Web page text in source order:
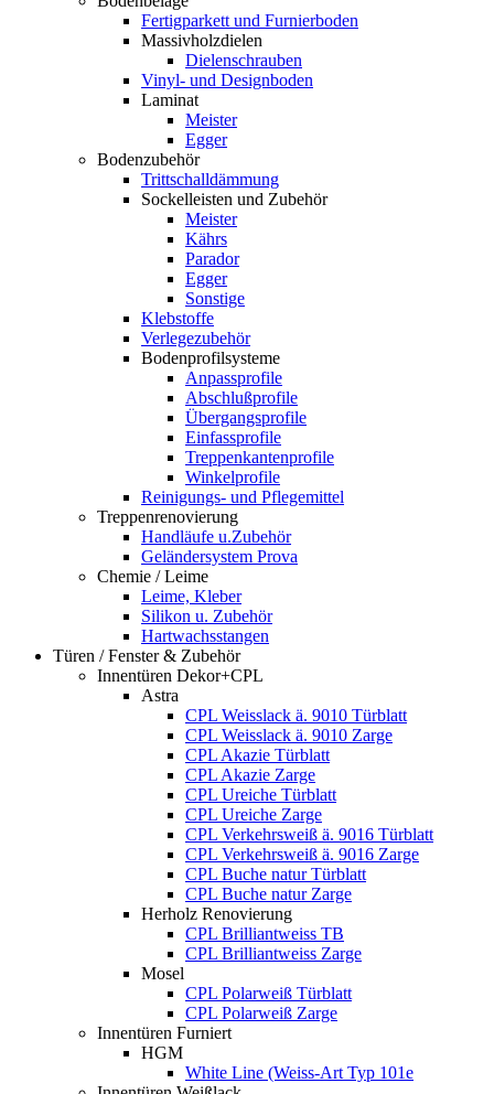
Fertigparkett und Furnierboden
Massivholzdielen
Dielenschrauben
Vinyl- und Designboden
Laminat
Meister
Egger
Bodenzubehör
Trittschalldämmung
Sockelleisten und Zubehör
Meister
Kährs
Parador
Egger
Sonstige
Klebstoffe
Verlegezubehör
Bodenprofilsysteme
Anpassprofile
Abschlußprofile
Übergangsprofile
Einfassprofile
Treppenkantenprofile
Winkelprofile
Reinigungs- und Pflegemittel
Treppenrenovierung
Handläufe u.Zubehör
Geländersystem Prova
Chemie / Leime
Leime, Kleber
Silikon u. Zubehör
Hartwachsstangen
Türen / Fenster & Zubehör
Innentüren Dekor+CPL
Astra
CPL Weisslack ä. 9010 Türblatt
CPL Weisslack ä. 9010 Zarge
CPL Akazie Türblatt
CPL Akazie Zarge
CPL Ureiche Türblatt
CPL Ureiche Zarge
CPL Verkehrsweiß ä. 9016 Türblatt
CPL Verkehrsweiß ä. 9016 Zarge
CPL Buche natur Türblatt
CPL Buche natur Zarge
Herholz Renovierung
CPL Brilliantweiss TB
CPL Brilliantweiss Zarge
Mosel
CPL Polarweiß Türblatt
CPL Polarweiß Zarge
Innentüren Furniert
HGM
White Line (Weiss-Art Typ 101e